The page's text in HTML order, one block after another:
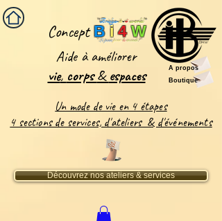
''Le pontpour le monde!''
ConceptB i 4 W
''Bridge-it-4world''
Aide à améliorer
vie, corps&espaces​
A propos
Boutique
Un mode de vie en 4 étapes
4 sections de services, d'ateliers & d'événements
Découvrez nos ateliers & services